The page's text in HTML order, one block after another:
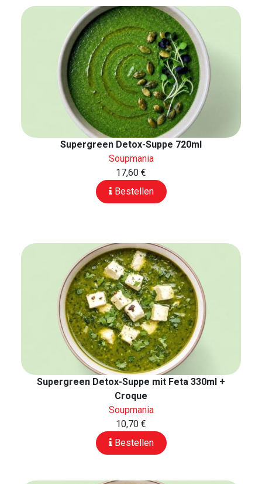
Supergreen Detox-Suppe 720ml
Soupmania
17,60 €
Bestellen
Supergreen Detox-Suppe mit Feta 330ml +
Croque
Soupmania
10,70 €
Bestellen